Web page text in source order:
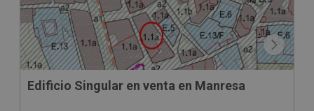
Edificio Singular en venta en Manresa